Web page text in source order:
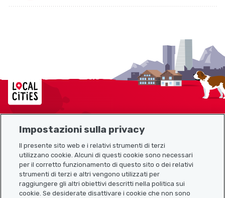
Localcities
Link utili
Impostazioni sulla privacy
Il presente sito web e i relativi strumenti di terzi
utilizzano cookie. Alcuni di questi cookie sono necessari
per il corretto funzionamento di questo sito o dei relativi
strumenti di terzi e altri vengono utilizzati per
raggiungere gli altri obiettivi descritti nella politica sui
cookie. Se desiderate disattivare i cookie che non sono